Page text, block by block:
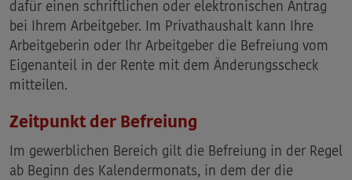
dafür einen schriftlichen oder elektronischen Antrag
bei Ihrem Arbeitgeber. Im Privathaushalt kann Ihre
Arbeitgeberin oder Ihr Arbeitgeber die Befreiung vom
Eigenanteil in der Rente mit dem Änderungsscheck
mitteilen.
Zeitpunkt der Befreiung
Im gewerblichen Bereich gilt die Befreiung in der Regel
ab Beginn des Kalendermonats, in dem der die